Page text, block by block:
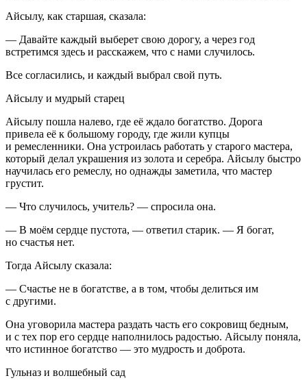
Айсылу, как старшая, сказала:
— Давайте каждый выберет свою дорогу, а через год
встретимся здесь и расскажем, что с нами случилось.
Все согласились, и каждый выбрал свой путь.
Айсылу и мудрый старец
Айсылу пошла налево, где её ждало богатство. Дорога
привела её к большому городу, где жили купцы
и ремесленники. Она устроилась работать у старого мастера,
который делал украшения из золота и серебра. Айсылу быстро
научилась его ремеслу, но однажды заметила, что мастер
грустит.
— Что случилось, учитель? — спросила она.
— В моём сердце пустота, — ответил старик. — Я богат,
но счастья нет.
Тогда Айсылу сказала:
— Счастье не в богатстве, а в том, чтобы делиться им
с другими.
Она уговорила мастера раздать часть его сокровищ бедным,
и с тех пор его сердце наполнилось радостью. Айсылу поняла,
что истинное богатство — это мудрость и доброта.
Гульназ и волшебный сад